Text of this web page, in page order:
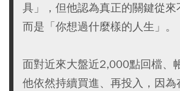
具」，但他認為真正的關鍵從來
而是「你想過什麼樣的人生」。
面對近來大盤近2,000點回檔、
他依然持續買進、再投入，因